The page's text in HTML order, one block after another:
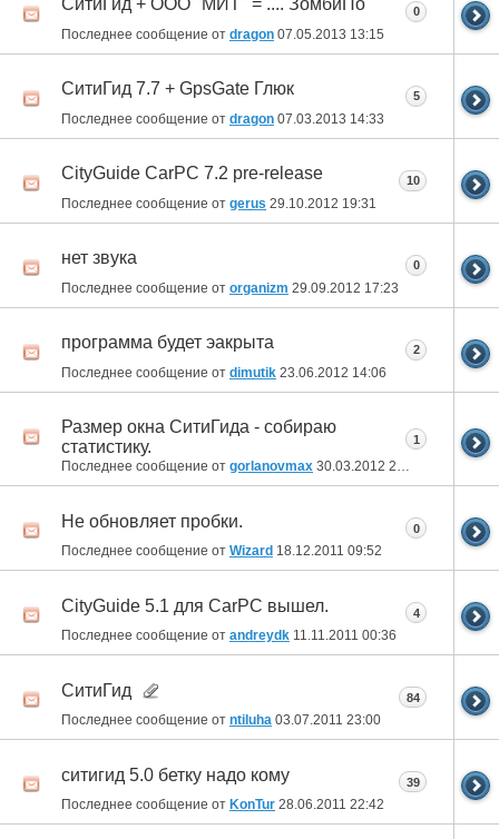
СитиГид + ООО "МИТ" = .... ЗомбиПо
Последнее сообщение от dragon 07.05.2013 13:15
0
СитиГид 7.7 + GpsGate Глюк
Последнее сообщение от dragon 07.03.2013 14:33
5
CityGuide CarPC 7.2 pre-release
Последнее сообщение от gerus 29.10.2012 19:31
10
нет звука
Последнее сообщение от organizm 29.09.2012 17:23
0
программа будет эакрыта
Последнее сообщение от dimutik 23.06.2012 14:06
2
Размер окна СитиГида - собираю
статистику.
Последнее сообщение от gorlanovmax 30.03.2012 23:10
1
Не обновляет пробки.
Последнее сообщение от Wizard 18.12.2011 09:52
0
CityGuide 5.1 для CarPC вышел.
Последнее сообщение от andreydk 11.11.2011 00:36
4
СитиГид
Последнее сообщение от ntiluha 03.07.2011 23:00
84
ситигид 5.0 бетку надо кому
Последнее сообщение от KonTur 28.06.2011 22:42
39